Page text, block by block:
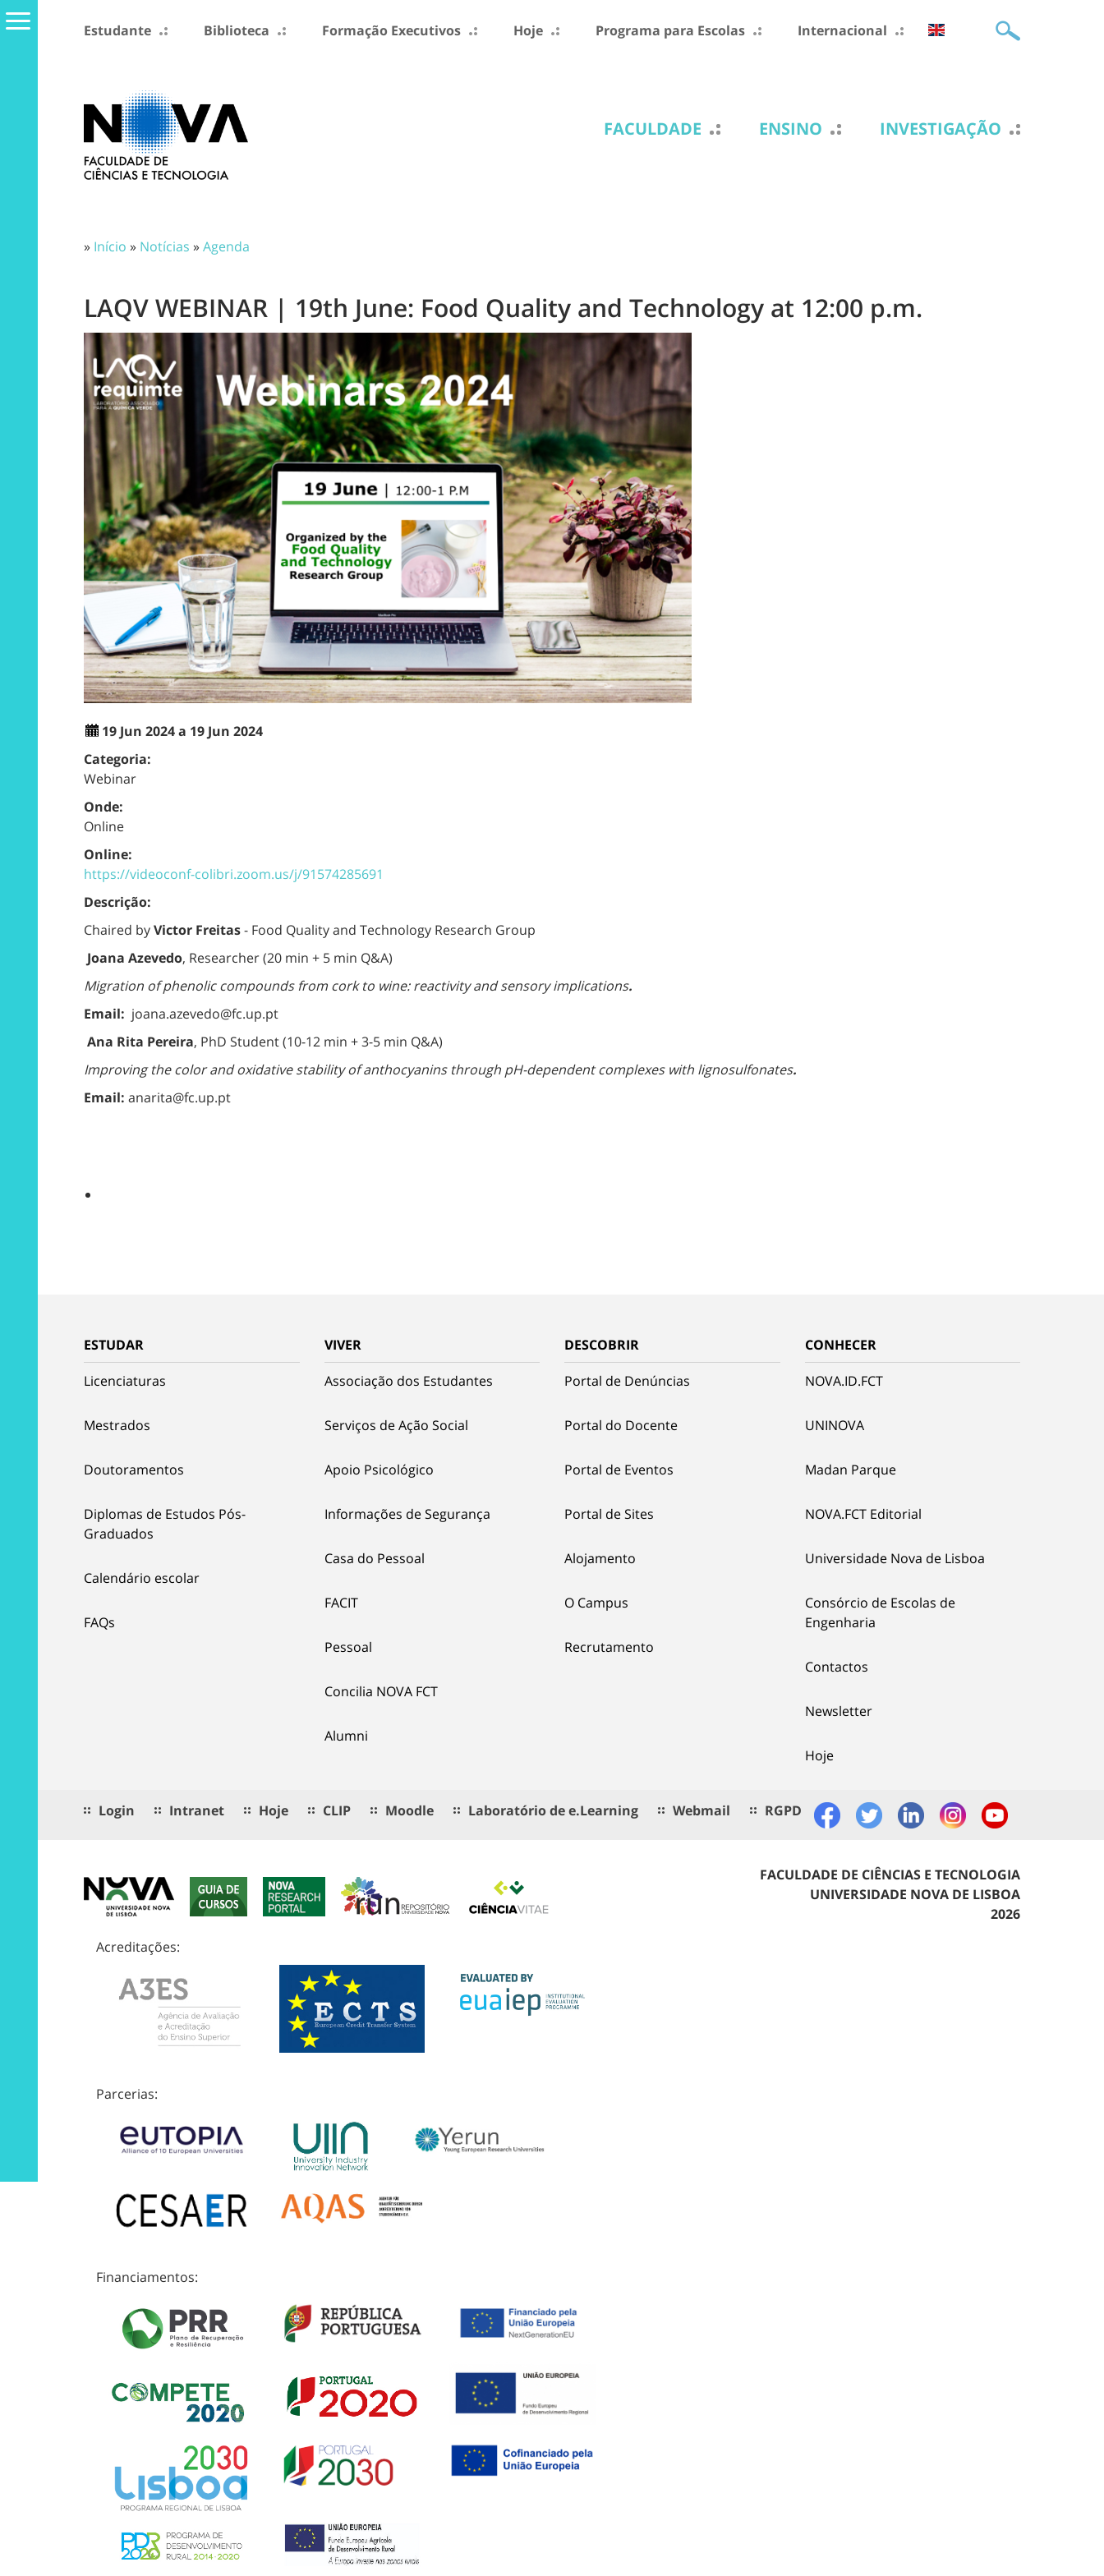
Estudante Biblioteca Formação Executivos Hoje Programa para Escolas Internacional
FACULDADE ENSINO INVESTIGAÇÃO
» Início » Notícias »Agenda
LAQV WEBINAR | 19th June: Food Quality and Technology at 12:00 p.m.
19 Jun 2024 a 19 Jun 2024
Categoria:
Webinar
Onde:
Online
Online:
https://videoconf-colibri.zoom.us/j/91574285691
Descrição:
Chaired byVictor Freitas- Food Quality and Technology Research Group
Joana Azevedo, Researcher (20 min + 5 min Q&A)
Migration of phenolic compounds from cork to wine: reactivity and sensory implications.
Email: joana.azevedo@fc.up.pt
Ana Rita Pereira, PhD Student (10-12 min + 3-5 min Q&A)
Improving the color and oxidative stability of anthocyanins through pH-dependent complexes with lignosulfonates.
Email: anarita@fc.up.pt
ESTUDAR
Licenciaturas
Mestrados
Doutoramentos
Diplomas de Estudos Pós-
Graduados
Calendário escolar
FAQs
VIVER
Associação dos Estudantes
Serviços de Ação Social
Apoio Psicológico
Informações de Segurança
Casa do Pessoal
FACIT
Pessoal
Concilia NOVA FCT
Alumni
DESCOBRIR
Portal de Denúncias
Portal do Docente
Portal de Eventos
Portal de Sites
Alojamento
O Campus
Recrutamento
CONHECER
NOVA.ID.FCT
UNINOVA
Madan Parque
NOVA.FCT Editorial
Universidade Nova de Lisboa
Consórcio de Escolas de
Engenharia
Contactos
Newsletter
Hoje
Login Intranet Hoje CLIP Moodle Laboratório de e.Learning Webmail RGPD
Acreditações:
Parcerias:
Financiamentos:
FACULDADE DE CIÊNCIAS E TECNOLOGIA
UNIVERSIDADE NOVA DE LISBOA
2026